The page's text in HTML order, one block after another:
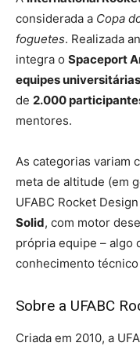
considerada a Copa
foguetes. Realizada
integra o Spaceport
equipes
de 2.000
mentores.
As categorias variam
meta de altitude (em
UFABC Rocket
Solid, com motor
própria equipe – algo
conhecimento
Sobre a UFABC
Criada em 2010, a